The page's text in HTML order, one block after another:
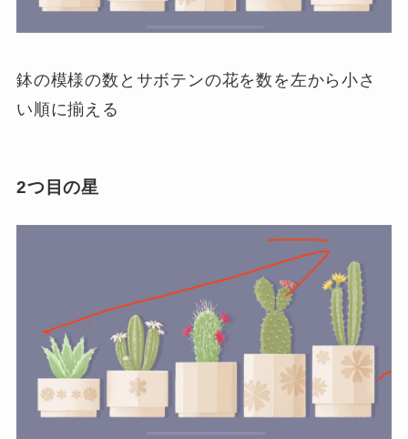
鉢の模様の数とサボテンの花を数を左から小さ
い順に揃える
2つ目の星